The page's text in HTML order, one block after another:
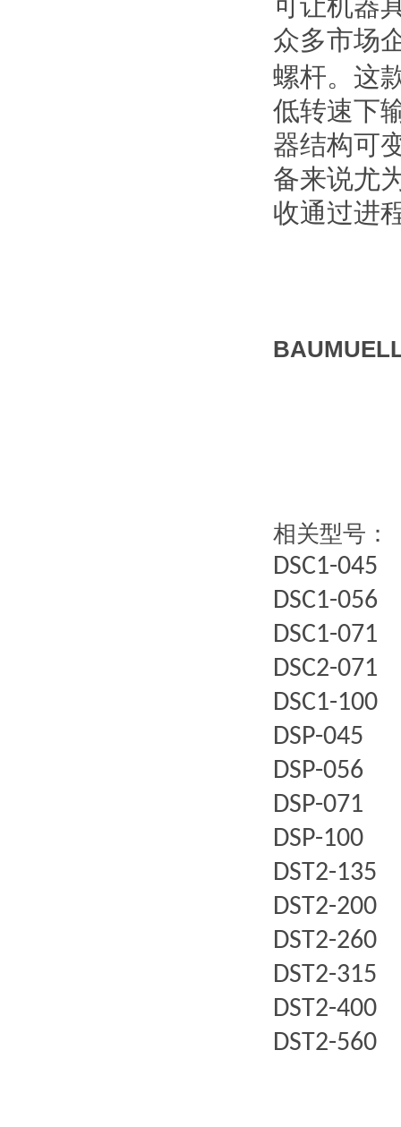
可让机器
众多市场
螺杆。这
低转速下
器结构可
备来说尤
收通过进
相关型号：
DSC1-045
DSC1-056
DSC1-071
DSC2-071
DSC1-100
DSP-045
DSP-056
DSP-071
DSP-100
DST2-135
DST2-200
DST2-260
DST2-315
DST2-400
DST2-560